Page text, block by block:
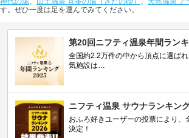
す。ぜひ一度は足を運んでみてください。
第20回ニフティ温泉年間ラン
全国約2.2万件の中から頂点に選ば
気施設は…
ニフティ温泉 サウナランキン
おふろ好きユーザーの投票により、
決定！